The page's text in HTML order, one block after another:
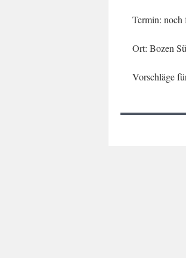
Termin: noch
Ort: Bozen
Vorschläge